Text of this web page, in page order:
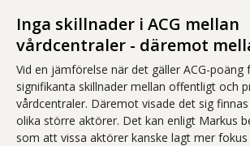
Inga skillnader i ACG mellan
vårdcentraler - däremot
Vid en jämförelse när det gäller ACG-poäng
signifikanta skillnader mellan offentligt och
vårdcentraler. Däremot visade det sig
olika större aktörer. Det kan enligt Markus
som att vissa aktörer kanske lagt mer